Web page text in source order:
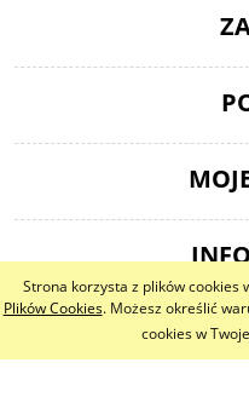
Strona korzysta z plików cookies
Plików Cookies. Możesz określić
cookies w
pokaż